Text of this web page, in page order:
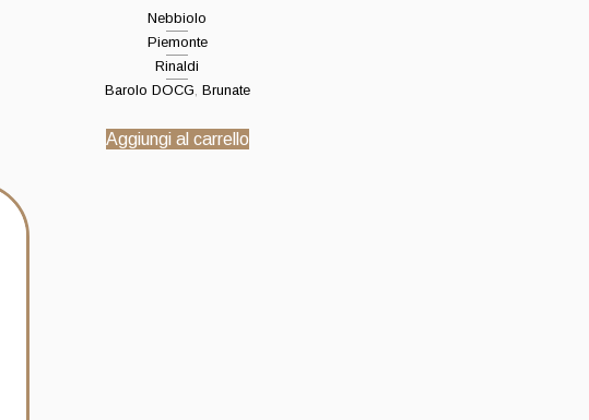
Nebbiolo
Piemonte
Rinaldi
Barolo DOCG, Brunate
Aggiungi al carrello